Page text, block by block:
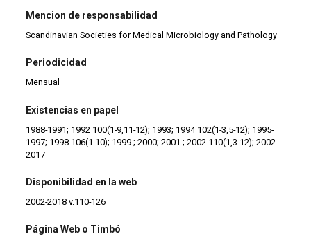
Mencion de responsabilidad
Scandinavian Societies for Medical Microbiology and Pathology
Periodicidad
Mensual
Existencias en papel
1988-1991; 1992 100(1-9,11-12); 1993; 1994 102(1-3,5-12); 1995-
1997; 1998 106(1-10); 1999 ; 2000; 2001 ; 2002 110(1,3-12); 2002-
2017
Disponibilidad en la web
2002-2018 v.110-126
Página Web o Timbó